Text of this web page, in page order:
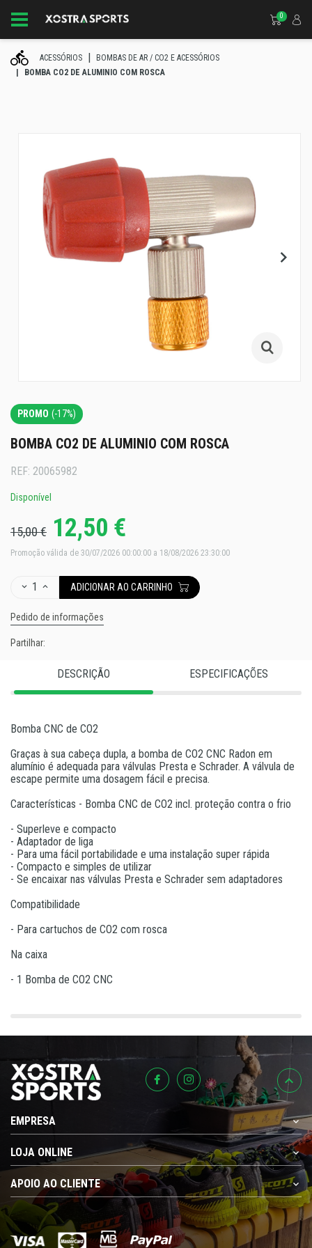
0
ACESSÓRIOS
BOMBAS DE AR / CO2 E ACESSÓRIOS
BOMBA CO2 DE ALUMINIO COM ROSCA
DESCRIÇÃO ESPECIFICAÇÕES
Bomba CNC de CO2
Graças à sua cabeça dupla, a bomba de CO2 CNC Radon em
alumínio é adequada para válvulas Presta e Schrader. A válvula de
escape permite uma dosagem fácil e precisa.
Características - Bomba CNC de CO2 incl. proteção contra o frio
- Superleve e compacto
- Adaptador de liga
- Para uma fácil portabilidade e uma instalação super rápida
- Compacto e simples de utilizar
- Se encaixar nas válvulas Presta e Schrader sem adaptadores
Compatibilidade
- Para cartuchos de CO2 com rosca
Na caixa
- 1 Bomba de CO2 CNC
PROMO (-17%)
BOMBA CO2 DE ALUMINIO COM ROSCA
REF: 20065982
Disponível
15,00 € 12,50 €
Promoção válida de 30/07/2026 00:00:00 a 18/08/2026 23:30:00
1 ADICIONAR AO CARRINHO
Pedido de informações
Partilhar:
EMPRESA
LOJA ONLINE
APOIO AO CLIENTE